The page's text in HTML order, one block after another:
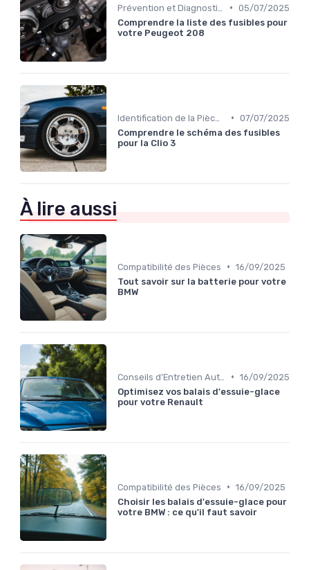
• 05/07/2025
Comprendre la liste des fusibles pour
votre Peugeot 208
• 07/07/2025
Comprendre le schéma des fusibles
pour la Clio 3
À lire aussi
Compatibilité des Pièces • 16/09/2025
Tout savoir sur la batterie pour votre
BMW
• 16/09/2025
Optimisez vos balais d'essuie-glace
pour votre Renault
Compatibilité des Pièces • 16/09/2025
Choisir les balais d'essuie-glace pour
votre BMW : ce qu'il faut savoir